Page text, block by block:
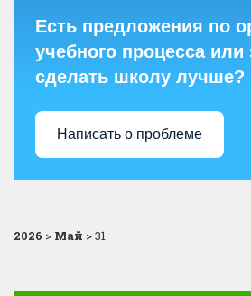
Есть предложения по
учебного процесса или
сделать школу лучше?
Написать о проблеме
2026 > Май >31